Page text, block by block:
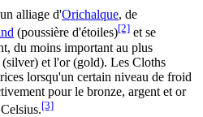
alliage d'Orichalque, de
(poussière d'étoiles)[2] et se
du moins important au plus
et l'or (gold). Les Cloths
lorsqu'un certain niveau de froid
pour le bronze, argent et or
[3]